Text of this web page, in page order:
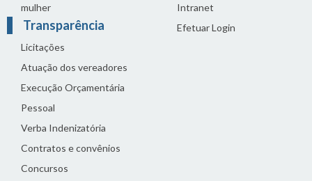
mulher
Transparência
Licitações
Atuação dos vereadores
Execução Orçamentária
Pessoal
Verba Indenizatória
Contratos e convênios
Concursos
Intranet
Efetuar Login